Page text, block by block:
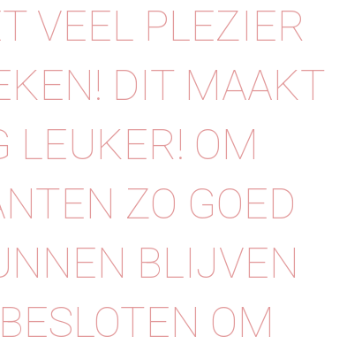
VEEL PLEZIER
DIT MAAKT
LEUKER! OM
ZO GOED
BLIJVEN
OM